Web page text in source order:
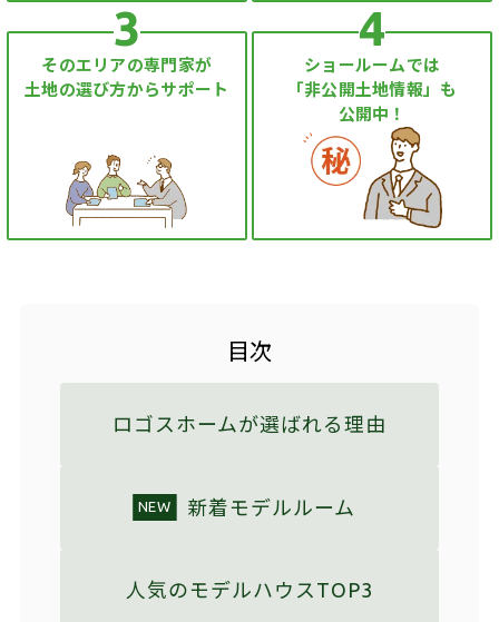
3
そのエリアの専門家が
土地の選び方からサポート
4
ショールームでは
「非公開土地情報」も
公開中！
目次
ロゴスホームが選ばれる理由
NEW 新着モデルルーム
人気のモデルハウスTOP3